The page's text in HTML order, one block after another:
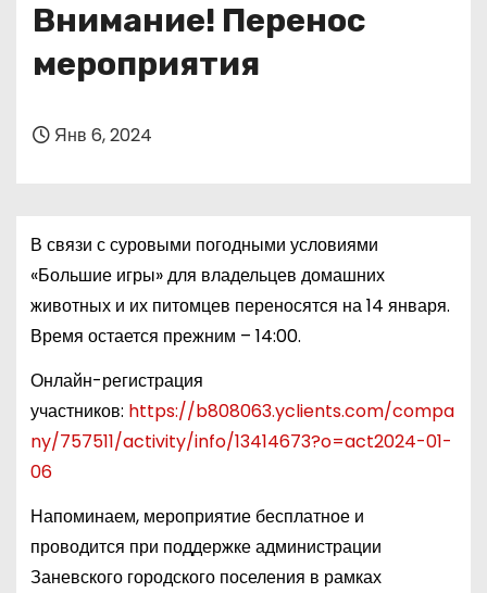
Внимание! Перенос
мероприятия
Янв 6, 2024
В связи с суровыми погодными условиями
«Большие игры» для владельцев домашних
животных и их питомцев переносятся на 14 января.
Время остается прежним – 14:00.
Онлайн-регистрация
участников: https://b808063.yclients.com/compa
ny/757511/activity/info/13414673?o=act2024-01-
06
Напоминаем, мероприятие бесплатное и
проводится при поддержке администрации
Заневского городского поселения в рамках